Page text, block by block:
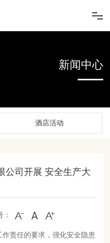
新闻中心
酒店活动
公司开展 安全生产大
：
责任的要求，强化安全隐患